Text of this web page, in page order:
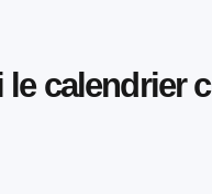
le calendrier